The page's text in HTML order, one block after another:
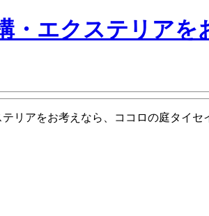
・エクステリア
リアをお考えなら、ココロの庭タイセ